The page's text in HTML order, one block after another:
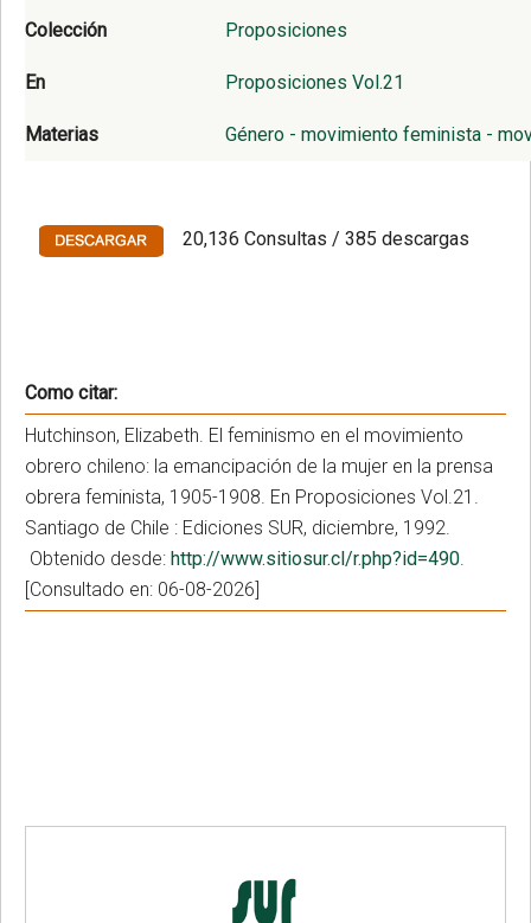
Colección Proposiciones
En Proposiciones Vol.21
Materias Género - movimiento feminista -
20,136 Consultas / 385 descargas
Como citar:
Hutchinson, Elizabeth. El feminismo en el movimiento
obrero chileno: la emancipación de la mujer en la prensa
obrera feminista, 1905-1908. En Proposiciones Vol.21.
Santiago de Chile : Ediciones SUR, diciembre, 1992.
Obtenido desde: http://www.sitiosur.cl/r.php?id=490.
[Consultado en: 06-08-2026]